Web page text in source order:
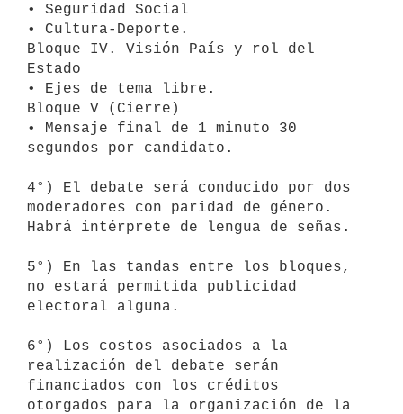
• Seguridad Social
• Cultura-Deporte.
Bloque IV. Visión País y rol del
Estado
• Ejes de tema libre.
Bloque V (Cierre)
• Mensaje final de 1 minuto 30
segundos por candidato.
4°) El debate será conducido por dos
moderadores con paridad de género.
Habrá intérprete de lengua de señas.
5°) En las tandas entre los bloques,
no estará permitida publicidad
electoral alguna.
6°) Los costos asociados a la
realización del debate serán
financiados con los créditos
otorgados para la organización de la